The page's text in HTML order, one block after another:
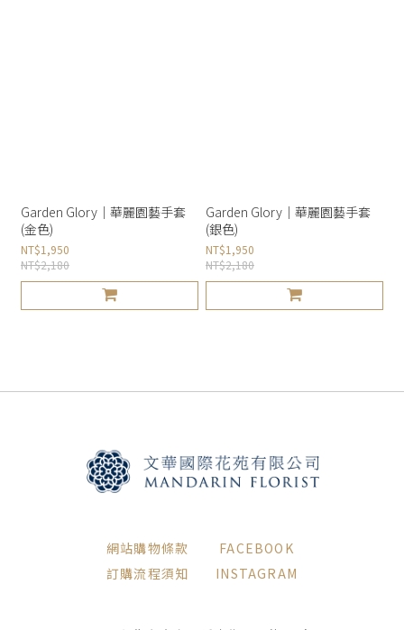
Garden Glory｜華麗園藝手套
(金色)
NT$1,950
NT$2,180
Garden Glory｜華麗園藝手套
(銀色)
NT$1,950
NT$2,180
網站購物條款
訂購流程須知
FACEBOOK
INSTAGRAM